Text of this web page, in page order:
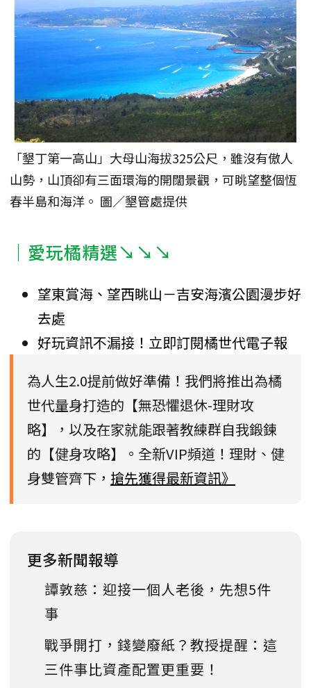
「墾丁第一高山」大母山海拔325公尺，雖沒有傲人
山勢，山頂卻有三面環海的開闊景觀，可眺望整個恆
春半島和海洋。 圖／墾管處提供
｜愛玩橘精選↘↘↘
望東賞海、望西眺山－吉安海濱公園漫步好
去處
好玩資訊不漏接！立即訂閱橘世代電子報
為人生2.0提前做好準備！我們將推出為橘
世代量身打造的【無恐懼退休-理財攻
略】，以及在家就能跟著教練群自我鍛鍊
的【健身攻略】。全新VIP頻道！理財、健
身雙管齊下， 搶先獲得最新資訊》
更多新聞報導
譚敦慈：迎接一個人老後，先想5件
事
戰爭開打，錢變廢紙？教授提醒：這
三件事比資產配置更重要！